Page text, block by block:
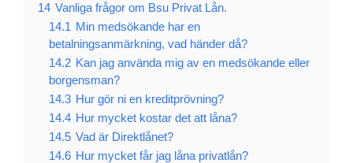
14 Vanliga frågor om Bsu Privat Lån.
14.1 Min medsökande har en
betalningsanmärkning, vad händer då?
14.2 Kan jag använda mig av en medsökande eller
borgensman?
14.3 Hur gör ni en kreditprövning?
14.4 Hur mycket kostar det att låna?
14.5 Vad är Direktlånet?
14.6 Hur mycket får jag låna privatlån?